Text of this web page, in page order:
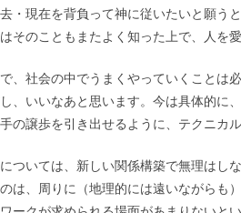
・現在を背負って神に従いたいと願う
そのこともまたよく知った上で、人を
、社会の中でうまくやっていくことは
、いいなあと思います。今は具体的に
の譲歩を引き出せるように、テクニカ
ついては、新しい関係構築で無理はし
は、周りに（地理的には遠いながらも